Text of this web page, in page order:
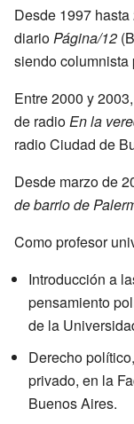
Desde 1997
diarioPágina/12
siendo columnista
Entre 2000 y
de radioEn la
radio Ciudad de
Desde marzo de
de barrio de
Como profesor
Introducción a
pensamiento
de la
Derecho
privado, en la
Buenos Aires.